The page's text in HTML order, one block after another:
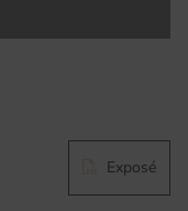
Exposé